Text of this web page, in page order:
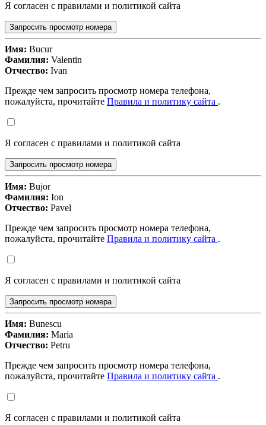
Я согласен с правилами и политикой сайта
Запросить просмотр номера
Имя: Bucur
Фамилия: Valentin
Отчество: Ivan
Прежде чем запросить просмотр номера телефона,
пожалуйста, прочитайте Правила и политику сайта .
Я согласен с правилами и политикой сайта
Запросить просмотр номера
Имя: Bujor
Фамилия: Ion
Отчество: Pavel
Прежде чем запросить просмотр номера телефона,
пожалуйста, прочитайте Правила и политику сайта .
Я согласен с правилами и политикой сайта
Запросить просмотр номера
Имя: Bunescu
Фамилия: Maria
Отчество: Petru
Прежде чем запросить просмотр номера телефона,
пожалуйста, прочитайте Правила и политику сайта .
Я согласен с правилами и политикой сайта